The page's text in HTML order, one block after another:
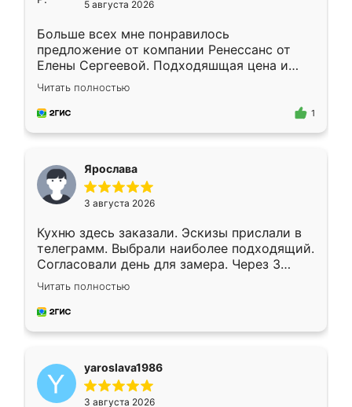
5 августа 2026
Больше всех мне понравилось
предложение от компании Ренессанс от
Елены Сергеевой. Подходяшщая цена и
короткие сроки изготовления. Приехавший
для замера сотрудник Владислав
предложил по моему эскизу самый
Читать полностью
1
Ярослава
3 августа 2026
Кухню здесь заказали. Эскизы прислали в
телеграмм. Выбрали наиболее подходящий.
Согласовали день для замера. Через 3
недели кухня была уже готова. Остались
довольны работой. Спасибо Ренессанс
мебель за качественную работу!
Читать полностью
yaroslava1986
3 августа 2026